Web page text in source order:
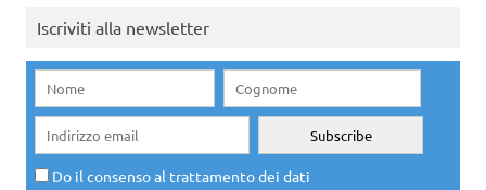
Iscriviti alla newsletter
Do il consenso al trattamento dei dati